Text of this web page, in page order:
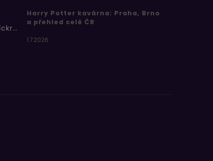
Bertíkovy fazolky tisíckrát jinak
Harry Potter kavárna: Praha, Brno
a přehled celé ČR
1.7.2026